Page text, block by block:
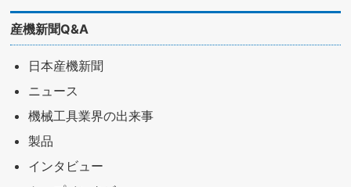
産機新聞Q&A
日本産機新聞
ニュース
機械工具業界の出来事
製品
インタビュー